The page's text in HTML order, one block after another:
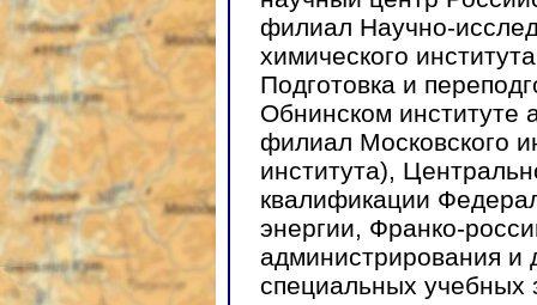
филиал Научно-
химического
Подготовка и
Обнинском институте
филиал Московского
института),
квалификации
энергии, Франко-
администрирования и
специальных учебных